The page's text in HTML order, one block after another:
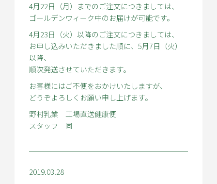
4月22日（月）までのご注文につきましては、
ゴールデンウィーク中のお届けが可能です。
4月23日（火）以降のご注文につきましては、
お申し込みいただきました順に、5月7日（火）
以降、
順次発送させていただきます。
お客様にはご不便をおかけいたしますが、
どうぞよろしくお願い申し上げます。
野村乳業 工場直送健康便
スタッフ一同
2019.03.28